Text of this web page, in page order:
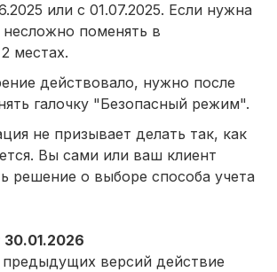
или с 01.07.2025. Если нужна
несложно поменять в
местах.
действовало, нужно после
галочку "Безопасный режим".
не призывает делать так, как
Вы сами или ваш клиент
решение о выборе способа учета
версий действие